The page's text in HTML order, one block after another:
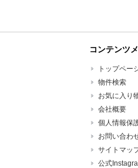
コンテンツ
トップペー
物件検索
お気に入り
会社概要
個人情報保
お問い合わ
サイトマッ
公式